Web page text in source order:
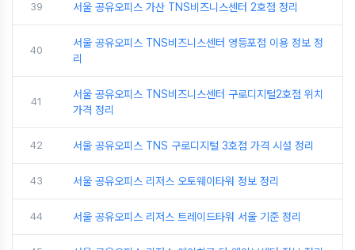
39 서울 공유오피스 가산 TNS비즈니스센터 2호점 정리
40
서울 공유오피스 TNS비즈니스센터 영등포점 이용 정보 정
리
41
서울 공유오피스 TNS비즈니스센터 구로디지털2호점 위치
가격 정리
42 서울 공유오피스 TNS 구로디지털 3호점 가격 시설 정리
43 서울 공유오피스 리저스 오토웨이타워 정보 정리
44 서울 공유오피스 리저스 트레이드타워 서울 기준 정리